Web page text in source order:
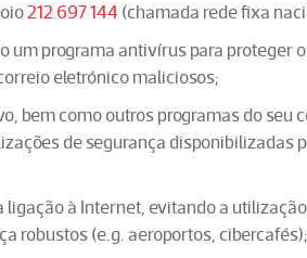
212 697 144 (chamada rede fixa
um programa antivírus para proteger
eletrónico maliciosos;
bem como outros programas do seu
de segurança disponibilizadas
ligação à Internet, evitando a
robustos (e.g. aeroportos, cibercafés);